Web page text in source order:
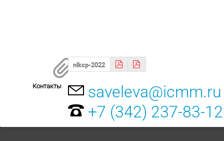
nlkcp-2022
Контакты
saveleva@icmm.ru
+7 (342) 237-83-12